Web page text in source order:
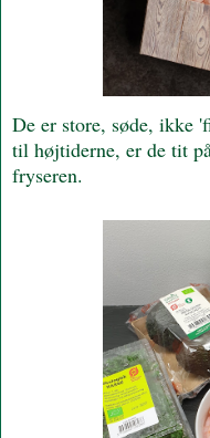
De er store, søde, ikke
til højtiderne, er de tit
fryseren.